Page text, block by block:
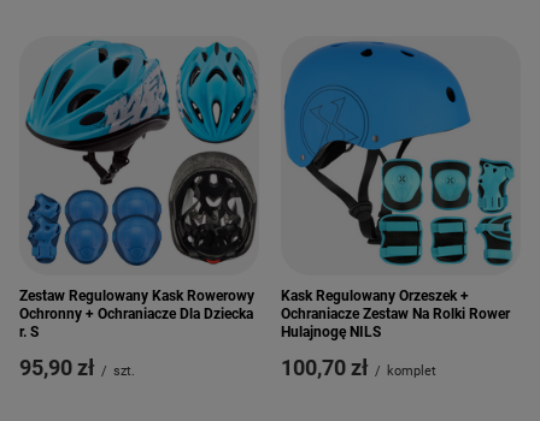
Zestaw Regulowany Kask Rowerowy
Ochronny + Ochraniacze Dla Dziecka
r. S
95,90 zł / szt.
Kask Regulowany Orzeszek +
Ochraniacze Zestaw Na Rolki Rower
Hulajnogę NILS
100,70 zł / komplet